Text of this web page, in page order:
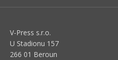
V-Press s.r.o.
U Stadionu 157
266 01 Beroun